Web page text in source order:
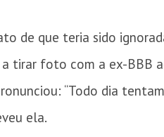
de que teria sido
tirar foto com a ex-BBB
“Todo dia
ela.